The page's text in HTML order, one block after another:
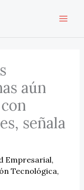
aún
señala
Empresarial,
Tecnológica,